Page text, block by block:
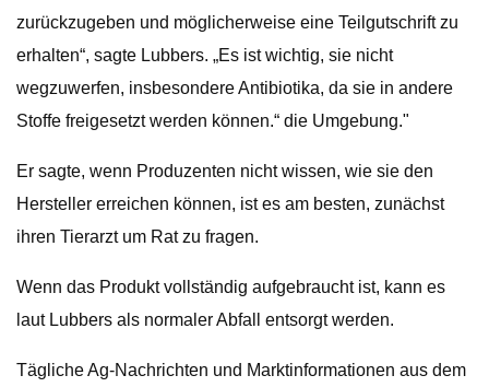
zurückzugeben und möglicherweise eine Teilgutschrift zu
erhalten“, sagte Lubbers. „Es ist wichtig, sie nicht
wegzuwerfen, insbesondere Antibiotika, da sie in andere
Stoffe freigesetzt werden können.“ die Umgebung."
Er sagte, wenn Produzenten nicht wissen, wie sie den
Hersteller erreichen können, ist es am besten, zunächst
ihren Tierarzt um Rat zu fragen.
Wenn das Produkt vollständig aufgebraucht ist, kann es
laut Lubbers als normaler Abfall entsorgt werden.
Tägliche Ag-Nachrichten und Marktinformationen aus dem